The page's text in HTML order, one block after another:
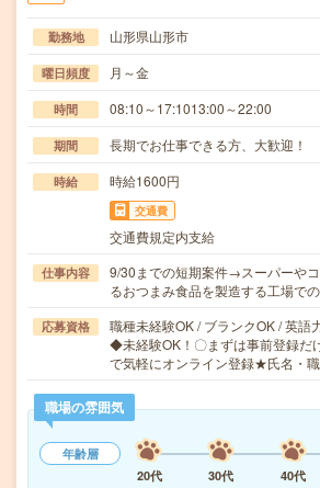
勤務地 山形県山形市
曜日頻度 月～金
時間 08:10～17:1013:00～22:00
期間 長期でお仕事できる方、大歓迎！
時給 時給1600円
交通費
交通費規定内支給
仕事内容
9/30までの短期案件→スーパーや
るおつまみ食品を製造する工場で
応募資格
職種未経験OK / ブランクOK / 英語
◆未経験OK！〇まずは事前登録だ
で気軽にオンライン登録★氏名・
職場の雰囲気
年齢層
20代
30代 40代